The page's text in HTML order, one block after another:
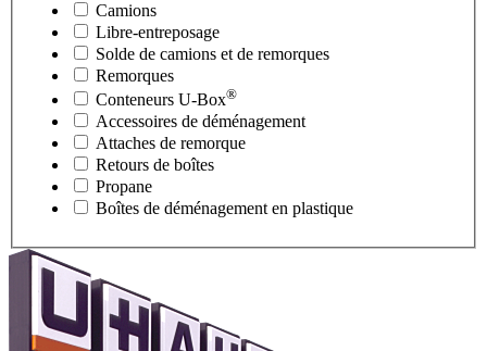
Camions
Libre-entreposage
Solde de camions et de remorques
Remorques
Conteneurs U-Box®
Accessoires de déménagement
Attaches de remorque
Retours de boîtes
Propane
Boîtes de déménagement en plastique